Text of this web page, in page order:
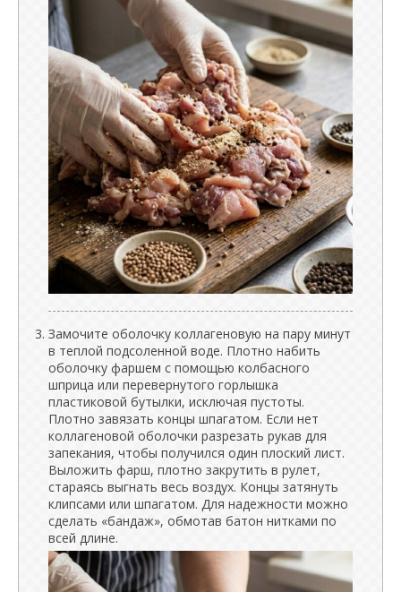
Замочите оболочку коллагеновую на пару минут
в теплой подсоленной воде. Плотно набить
оболочку фаршем с помощью колбасного
шприца или перевернутого горлышка
пластиковой бутылки, исключая пустоты.
Плотно завязать концы шпагатом. Если нет
коллагеновой оболочки разрезать рукав для
запекания, чтобы получился один плоский лист.
Выложить фарш, плотно закрутить в рулет,
стараясь выгнать весь воздух. Концы затянуть
клипсами или шпагатом. Для надежности можно
сделать «бандаж», обмотав батон нитками по
всей длине.